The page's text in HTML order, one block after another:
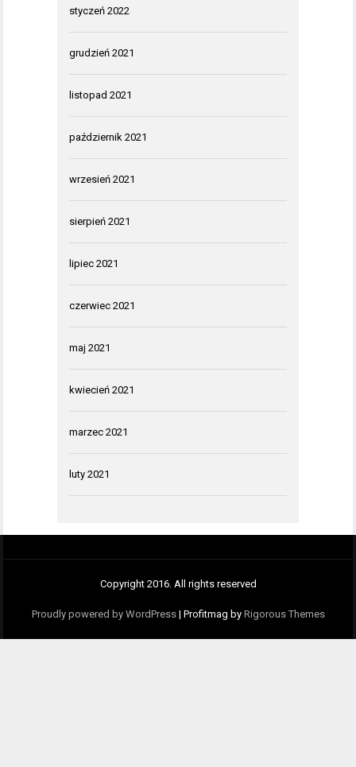
styczeń 2022
grudzień 2021
listopad 2021
październik 2021
wrzesień 2021
sierpień 2021
lipiec 2021
czerwiec 2021
maj 2021
kwiecień 2021
marzec 2021
luty 2021
Copyright 2016. All rights reserved
Proudly powered by WordPress | Profitmag by Rigorous Themes